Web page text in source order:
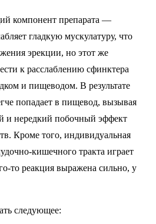
компонент препарата —
гладкую мускулатуру, что
эрекции, но этот же
к расслаблению сфинктера
и пищеводом. В результате
попадает в пищевод, вызывая
и нередкий побочный эффект
Кроме того, индивидуальная
кишечного тракта играет
то реакция выражена сильно, у
следующее: